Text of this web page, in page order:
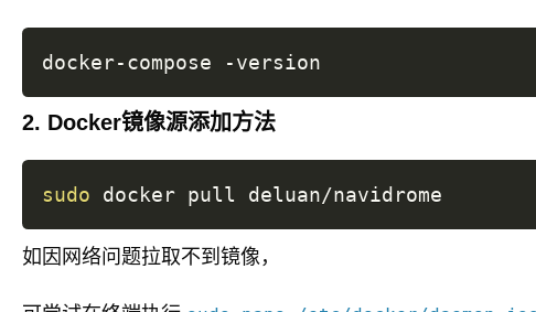
2. Docker镜像源添加方法
sudo
如因网络问题拉取不到镜像，